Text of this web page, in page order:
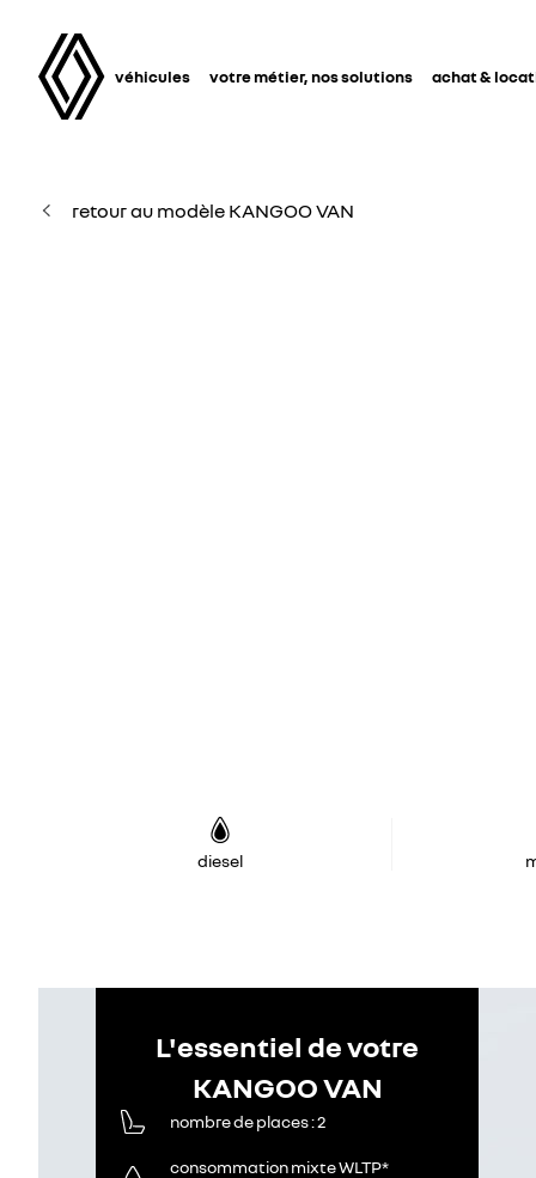
véhicules votre métier, nos solutions achat &
retour au modèle KANGOO VAN
diesel
L'essentiel de votre
KANGOO VAN
nombre de places 2
consommation mixte WLTP*